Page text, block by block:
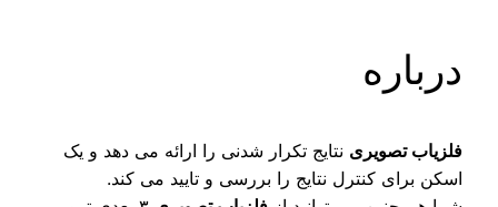
تصویرینتایج تکرار شدنی را ارائه می دهد و یک
برای کنترل نتایج را بررسی و تایید می کند.